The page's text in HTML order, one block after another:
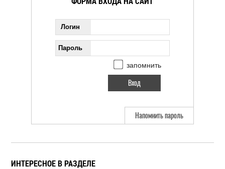
Логин
Пароль
запомнить
Напомнить пароль
ИНТЕРЕСНОЕ В РАЗДЕЛЕ